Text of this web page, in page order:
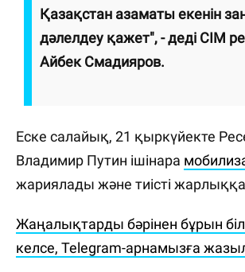
Қазақстан азаматы екенін
дәлелдеу қажет", - деді СІМ
Айбек Смадияров.
Еске салайық, 21 қыркүйекте
Владимир Путин ішінара
жариялады және тиісті
Жаңалықтарды бәрінен бұрын
келсе, Telegram-арнамызға